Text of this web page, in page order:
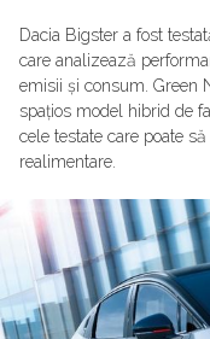
Dacia Bigster a fost
care analizează
emisii și consum. Green
spațios model hibrid de
cele testate care poate
realimentare.